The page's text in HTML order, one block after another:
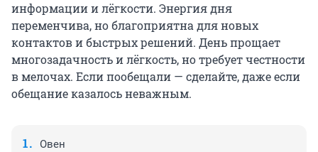
информации и лёгкости. Энергия дня
переменчива, но благоприятна для новых
контактов и быстрых решений. День прощает
многозадачность и лёгкость, но требует честности
в мелочах. Если пообещали — сделайте, даже если
обещание казалось неважным.
Овен